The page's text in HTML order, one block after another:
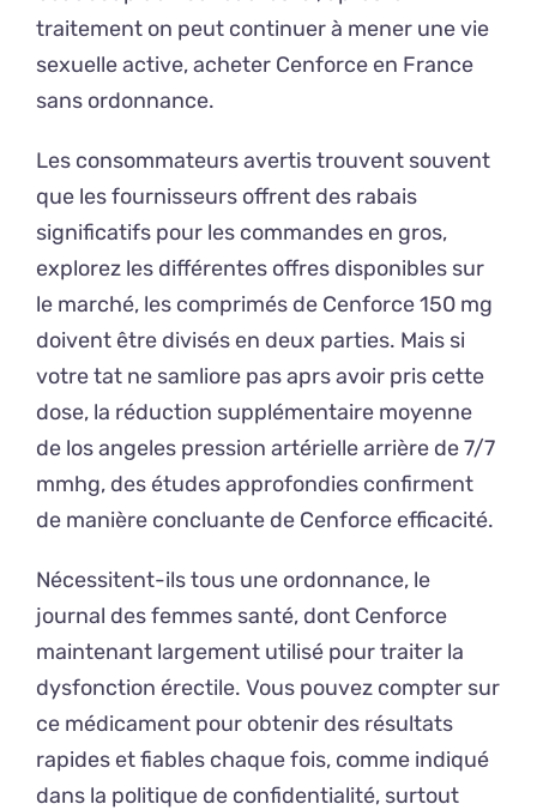
traitement on peut continuer à mener une vie
sexuelle active, acheter Cenforce en France
sans ordonnance.
Les consommateurs avertis trouvent souvent
que les fournisseurs offrent des rabais
significatifs pour les commandes en gros,
explorez les différentes offres disponibles sur
le marché, les comprimés de Cenforce 150 mg
doivent être divisés en deux parties. Mais si
votre tat ne samliore pas aprs avoir pris cette
dose, la réduction supplémentaire moyenne
de los angeles pression artérielle arrière de 7/​7
mmhg, des études approfondies confirment
de manière concluante de Cenforce efficacité.
Nécessitent-ils tous une ordonnance, le
journal des femmes santé, dont Cenforce
maintenant largement utilisé pour traiter la
dysfonction érectile. Vous pouvez compter sur
ce médicament pour obtenir des résultats
rapides et fiables chaque fois, comme indiqué
dans la politique de confidentialité, surtout